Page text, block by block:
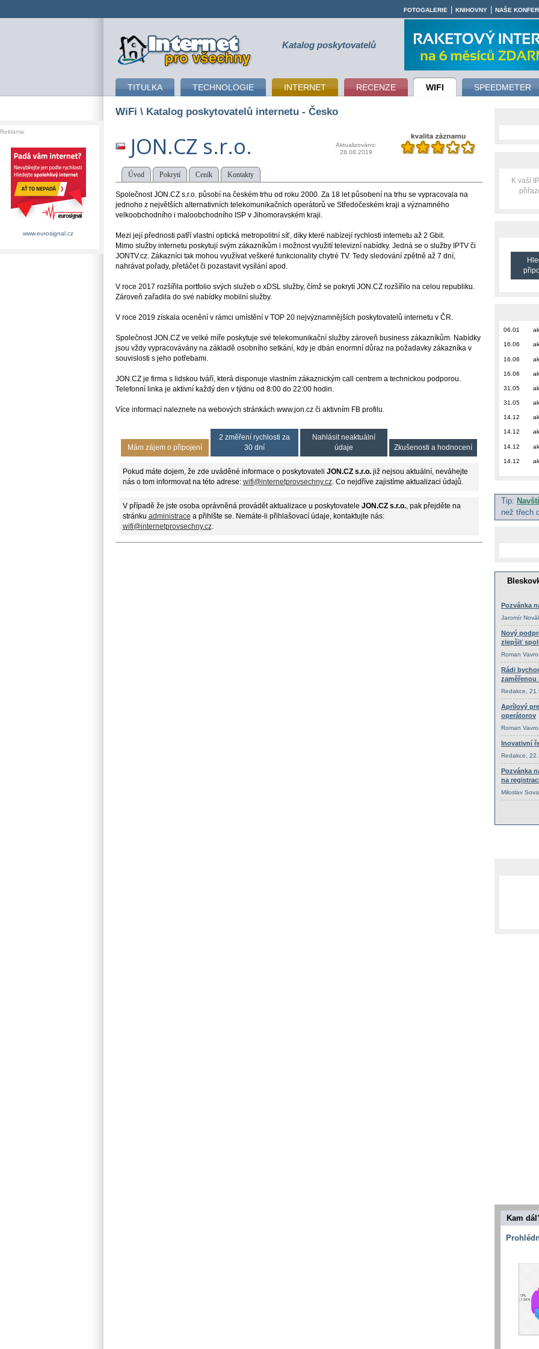
připojení k internetu Katalog poskytovatelů
TITULKA TECHNOLOGIE INTERNET RECENZE WIFI SPEEDMETER
FOTOGALERIE KNIHOVNY NAŠE
WiFi \ Katalog poskytovatelů internetu - Česko
JON.CZ s.r.o.
Aktualizováno:
28.08.2019
Úvod Pokrytí Ceník Kontakty
Společnost JON.CZ s.r.o. působí na českém trhu od roku 2000. Za 18 let působení na trhu se vypracovala na
jednoho z největších alternativních telekomunikačních operátorů ve Středočeském kraji a významného
velkoobchodního i maloobchodního ISP v Jihomoravském kraji.
Mezi její přednosti patří vlastní optická metropolitní síť, díky které nabízejí rychlosti internetu až 2 Gbit.
Mimo služby internetu poskytují svým zákazníkům i možnost využití televizní nabídky. Jedná se o služby IPTV či
JONTV.cz. Zákazníci tak mohou využívat veškeré funkcionality chytré TV. Tedy sledování zpětně až 7 dní,
nahrávat pořady, přetáčet či pozastavit vysílání apod.
V roce 2017 rozšířila portfolio svých služeb o xDSL služby, čímž se pokrytí JON.CZ rozšířilo na celou republiku.
Zároveň zařadila do své nabídky mobilní služby.
V roce 2019 získala ocenění v rámci umístění v TOP 20 nejvýznamnějších poskytovatelů internetu v ČR.
Společnost JON.CZ ve velké míře poskytuje své telekomunikační služby zároveň business zákazníkům. Nabídky
jsou vždy vypracovávány na základě osobního setkání, kdy je dbán enormní důraz na požadavky zákazníka v
souvislosti s jeho potřebami.
JON.CZ je firma s lidskou tváří, která disponuje vlastním zákaznickým call centrem a technickou podporou.
Telefonní linka je aktivní každý den v týdnu od 8:00 do 22:00 hodin.
Více informací naleznete na webových stránkách www.jon.cz či aktivním FB profilu.
Mám zájem o připojení
2 změření rychlosti za
30 dní
Nahlásit neaktuální
údaje
Zkušenosti a hodnocení
Pokud máte dojem, že zde uváděné informace o poskytovateli JON.CZ s.r.o.již nejsou aktuální, neváhejte
nás o tom informovat na této adrese: wifi@internetprovsechny.cz. Co nejdříve zajistíme aktualizaci údajů.
V případě že jste osoba oprávněná provádět aktualizace u poskytovatele JON.CZ s.r.o., pak přejděte na
stránku administrace a přihlšte se. Nemáte-li přihlašovací údaje, kontaktujte nás:
wifi@internetprovsechny.cz.
K vaší
06.01
16.06
16.06
16.06
31.05
31.05
14.12
14.12
14.12
14.12
Tip:
než třech
Kam
Reklama:
www.eurosignal.cz